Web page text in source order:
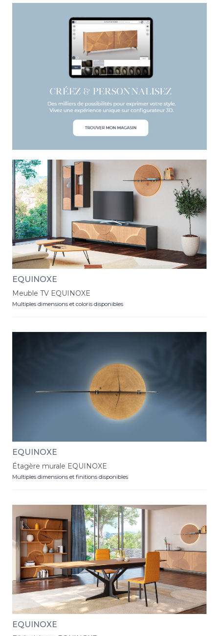
EQUINOXE
Meuble TV EQUINOXE
Multiples dimensions et coloris disponibles
EQUINOXE
Étagère murale EQUINOXE
Multiples dimensions et finitions disponibles
EQUINOXE